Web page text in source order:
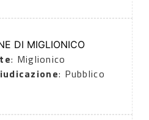
DI MIGLIONICO
: Miglionico
: Pubblico